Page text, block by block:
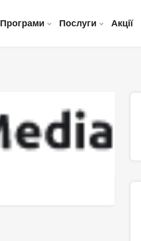
Програми Послуги Акції